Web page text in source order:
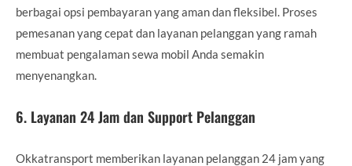
berbagai opsi pembayaran yang aman dan fleksibel. Proses
pemesanan yang cepat dan layanan pelanggan yang ramah
membuat pengalaman sewa mobil Anda semakin
menyenangkan.
6. Layanan 24 Jam dan Support Pelanggan
Okkatransport memberikan layanan pelanggan 24 jam yang